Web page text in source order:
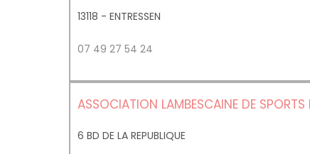
13118 - ENTRESSEN
07 49 27 54 24
ASSOCIATION LAMBESCAINE DE SPORTS
6 BD DE LA REPUBLIQUE